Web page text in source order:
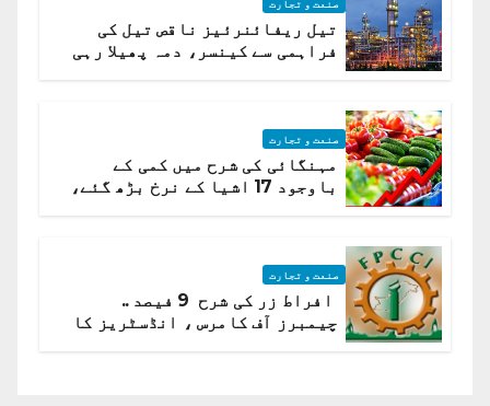
صنعت و تجارت
تیل ریفائنرئیز ناقص تیل کی
فراہمی سے کینسر، دمہ پھیلا رہی
صنعت و تجارت
مہنگائی کی شرح میں کمی کے
باوجود 17 اشیا کے نرخ بڑھ گئے،
صنعت و تجارت
افراط زر کی شرح 9 فیصد ..
چیمبرز آف کامرس ، انڈسٹریز کا